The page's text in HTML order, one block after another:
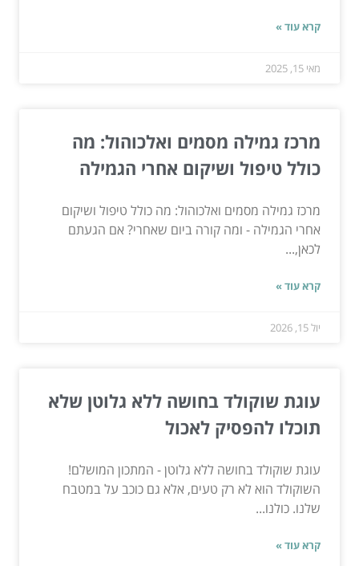
קרא עוד »
מאי 15, 2025
מרכז גמילה מסמים ואלכוהול: מה
כולל טיפול ושיקום אחרי הגמילה
מרכז גמילה מסמים ואלכוהול: מה כולל טיפול ושיקום
אחרי הגמילה - ומה קורה ביום שאחרי? אם הגעתם
לכאן,...
קרא עוד »
יול 15, 2026
עוגת שוקולד בחושה ללא גלוטן שלא
תוכלו להפסיק לאכול
עוגת שוקולד בחושה ללא גלוטן - המתכון המושלם!
השוקולד הוא לא רק טעים, אלא גם כוכב על במטבח
שלנו. כולנו...
קרא עוד »